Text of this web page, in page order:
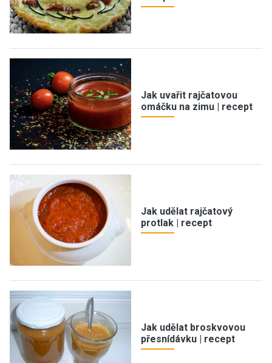
Jak uvařit rajčatovou
omáčku na zimu | recept
Jak udělat rajčatový
protlak | recept
Jak udělat broskvovou
přesnídávku | recept